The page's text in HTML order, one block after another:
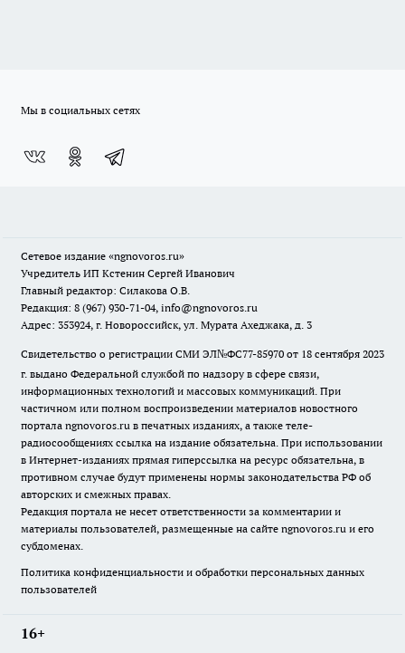
Мы в социальных сетях
Сетевое издание «ngnovoros.ru»
Учредитель ИП Кстенин Сергей Иванович
Главный редактор: Силакова О.В.
Редакция: 8 (967) 930-71-04, info@ngnovoros.ru
Адрес: 353924, г. Новороссийск, ул. Мурата Ахеджака, д. 3
Свидетельство о регистрации СМИ ЭЛ№ФС77-85970 от 18 сентября 2023
г. выдано Федеральной службой по надзору в сфере связи,
информационных технологий и массовых коммуникаций. При
частичном или полном воспроизведении материалов новостного
портала ngnovoros.ru в печатных изданиях, а также теле-
радиосообщениях ссылка на издание обязательна. При использовании
в Интернет-изданиях прямая гиперссылка на ресурс обязательна, в
противном случае будут применены нормы законодательства РФ об
авторских и смежных правах.
Редакция портала не несет ответственности за комментарии и
материалы пользователей, размещенные на сайте ngnovoros.ru и его
субдоменах.
Политика конфиденциальности и обработки персональных данных
пользователей
16+